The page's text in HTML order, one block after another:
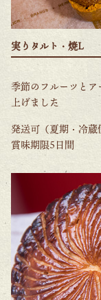
実りタルト・焼L
季節のフルーツと
上げました
発送可（夏期・冷蔵
賞味期限5日間